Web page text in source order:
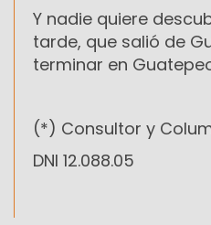
Y nadie quiere
tarde, que salió de
terminar en
(*) Consultor y
DNI 12.088.05